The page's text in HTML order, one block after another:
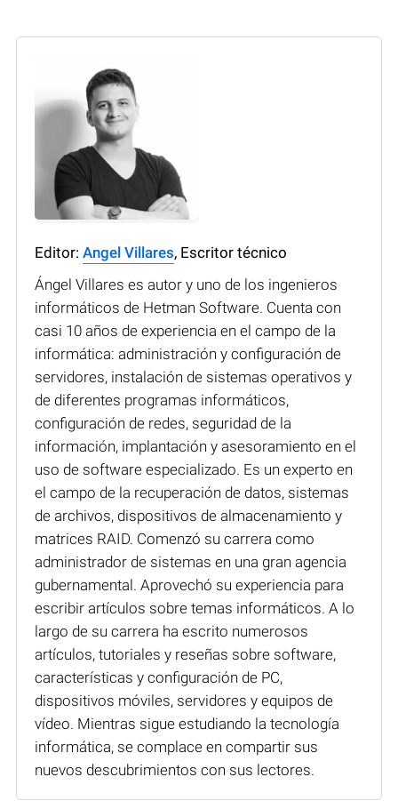
Editor: Angel Villares, Escritor técnico
Ángel Villares es autor y uno de los ingenieros
informáticos de Hetman Software. Cuenta con
casi 10 años de experiencia en el campo de la
informática: administración y configuración de
servidores, instalación de sistemas operativos y
de diferentes programas informáticos,
configuración de redes, seguridad de la
información, implantación y asesoramiento en el
uso de software especializado. Es un experto en
el campo de la recuperación de datos, sistemas
de archivos, dispositivos de almacenamiento y
matrices RAID. Comenzó su carrera como
administrador de sistemas en una gran agencia
gubernamental. Aprovechó su experiencia para
escribir artículos sobre temas informáticos. A lo
largo de su carrera ha escrito numerosos
artículos, tutoriales y reseñas sobre software,
características y configuración de PC,
dispositivos móviles, servidores y equipos de
vídeo. Mientras sigue estudiando la tecnología
informática, se complace en compartir sus
nuevos descubrimientos con sus lectores.